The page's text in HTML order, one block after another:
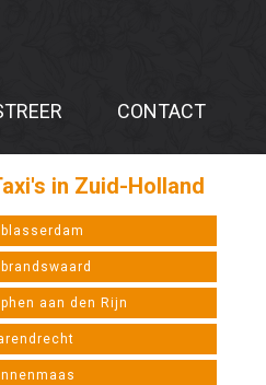
CONTACT
in Zuid-Holland
aan den Rijn